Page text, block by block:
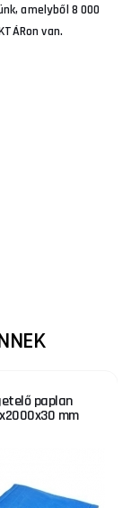
amelyből 8 000
van.
paplan
mm